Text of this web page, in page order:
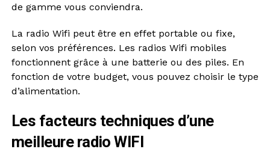
de gamme vous conviendra.
La radio Wifi peut être en effet portable ou fixe,
selon vos préférences. Les radios Wifi mobiles
fonctionnent grâce à une batterie ou des piles. En
fonction de votre budget, vous pouvez choisir le type
d’alimentation.
Les facteurs techniques d’une
meilleure radio WIFI